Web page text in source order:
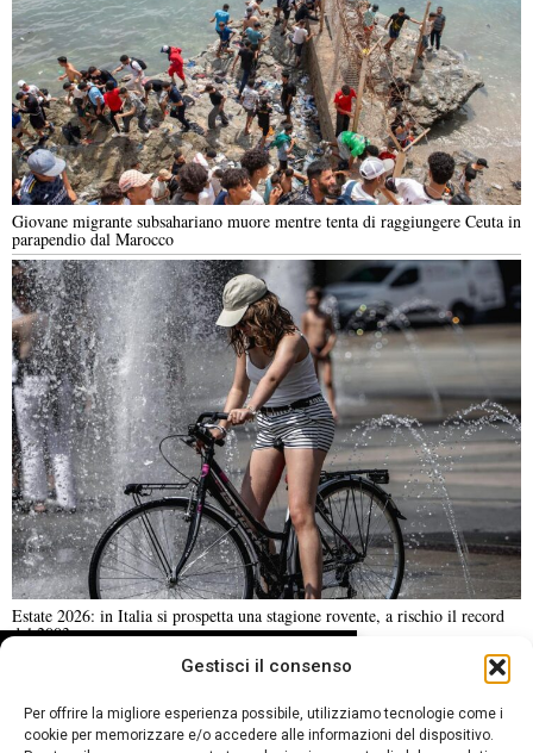
Gestisci il consenso
Per offrire la migliore esperienza possibile, utilizziamo tecnologie come i
cookie per memorizzare e/o accedere alle informazioni del dispositivo.
Giovane migrante subsahariano muore mentre tenta di raggiungere Ceuta in
parapendio dal Marocco
Estate 2026: in Italia si prospetta una stagione rovente, a rischio il record
del 2003
ANALISI E OPINIONI
SPORT CULTURA VIAGGI
Zhang Zhidong, il ‘fratello
Wang’, leader del traffico
di fentanyl